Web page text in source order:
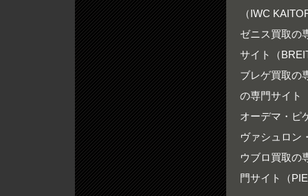
（IWC
ゼニス買取の
サイト（
ブレゲ買取の
の専門サイト
オーデマ・ピ
ヴァシュロン
ウブロ買取の
門サイト（